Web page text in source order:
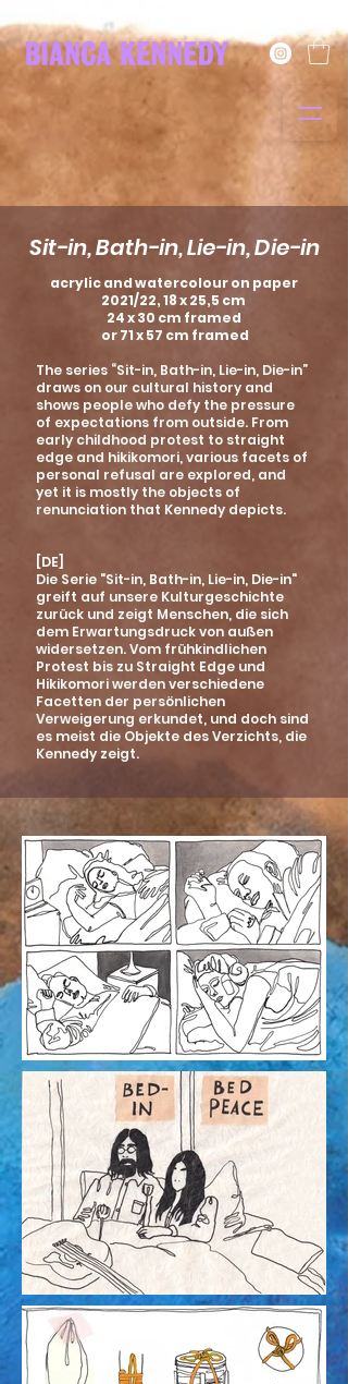
Sit-in, Bath-in, Lie-in, Die-in
acrylic and watercolour on paper
2021/22, 18 x 25,5 cm
24 x 30 cm framed
or 71 x 57 cm framed
The series “Sit-in, Bath-in, Lie-in, Die-in”
draws on our cultural history and
shows people who defy the pressure
of expectations from out­side. From
early childhood protest to straight
edge and hikikomori, various facets of
personal refusal are explored, and
yet it is mostly the objects of
renunciation that Kennedy depicts.
[DE]
Die Serie "Sit-in, Bath-in, Lie-in, Die-in"
greift auf unsere Kulturgeschichte
zurück und zeigt Menschen, die sich
dem Erwartungsdruck von außen
widersetzen. Vom frühkindlichen
Protest bis zu Straight Edge und
Hikikomori werden verschiedene
Facetten der persönlichen
Verweigerung erkundet, und doch sind
es meist die Objekte des Verzichts, die
Kennedy zeigt.